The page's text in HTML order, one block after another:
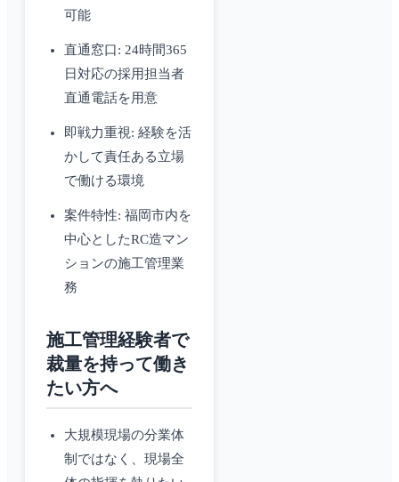
可能
直通窓口: 24時間365
日対応の採用担当者
直通電話を用意
即戦力重視: 経験を活
かして責任ある立場
で働ける環境
案件特性: 福岡市内を
中心としたRC造マン
ションの施工管理業
務
施工管理経験者で
裁量を持って働き
たい方へ
大規模現場の分業体
制ではなく、現場全